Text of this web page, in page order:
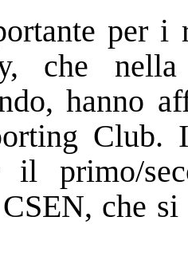
per i
che
hanno
primo/
che